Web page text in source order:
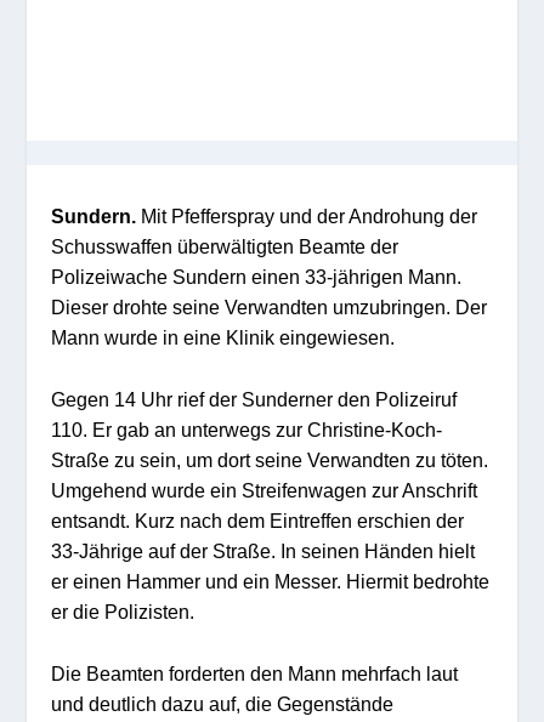
Sundern. Mit Pfefferspray und der Androhung der
Schusswaffen überwältigten Beamte der
Polizeiwache Sundern einen 33-jährigen Mann.
Dieser drohte seine Verwandten umzubringen. Der
Mann wurde in eine Klinik eingewiesen.
Gegen 14 Uhr rief der Sunderner den Polizeiruf
110. Er gab an unterwegs zur Christine-Koch-
Straße zu sein, um dort seine Verwandten zu töten.
Umgehend wurde ein Streifenwagen zur Anschrift
entsandt. Kurz nach dem Eintreffen erschien der
33-Jährige auf der Straße. In seinen Händen hielt
er einen Hammer und ein Messer. Hiermit bedrohte
er die Polizisten.
Die Beamten forderten den Mann mehrfach laut
und deutlich dazu auf, die Gegenstände